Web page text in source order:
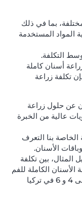
بما في ذلك
المواد المستخدمة
التكلفة.
أسنان كاملة
تكلفة زراعة
عن حلول زراعة
عالية من الخبرة
بنا التعرف
الأسنان.
المثال، بين تكلفة
الأسنان الكاملة للفم
في إزمير، وتكلفة زراعة الأسنان الشاملة على 4 و 6 في تركيا